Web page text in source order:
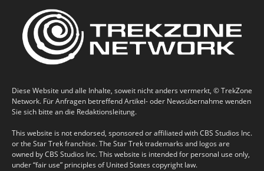
Diese Website und alle Inhalte, soweit nicht anders vermerkt, © TrekZone
Network. Für Anfragen betreffend Artikel- oder Newsübernahme wenden
Sie sich bitte an die Redaktionsleitung.
This website is not endorsed, sponsored or affiliated with CBS Studios Inc.
or the Star Trek franchise. The Star Trek trademarks and logos are
owned by CBS Studios Inc. This website is intended for personal use only,
under “fair use” principles of United States copyright law.